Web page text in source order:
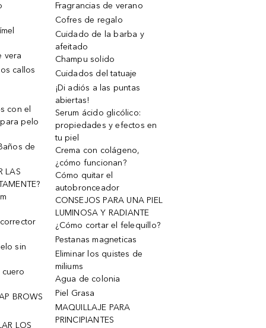
vera
callos
con el
pelo
de
LAS
sin
cuero
BROWS
LOS
Fragrancias de verano
Cofres de regalo
Cuidado de la barba y
afeitado
Champu solido
Cuidados del tatuaje
¡Di adiós a las puntas
abiertas!
Serum ácido glicólico:
propiedades y efectos en
tu piel
Crema con colágeno,
¿cómo funcionan?
Cómo quitar el
autobronceador
CONSEJOS PARA UNA PIEL
LUMINOSA Y RADIANTE
¿Cómo cortar el felequillo?
Pestanas magneticas
Eliminar los quistes de
miliums
Agua de colonia
Piel Grasa
MAQUILLAJE PARA
PRINCIPIANTES